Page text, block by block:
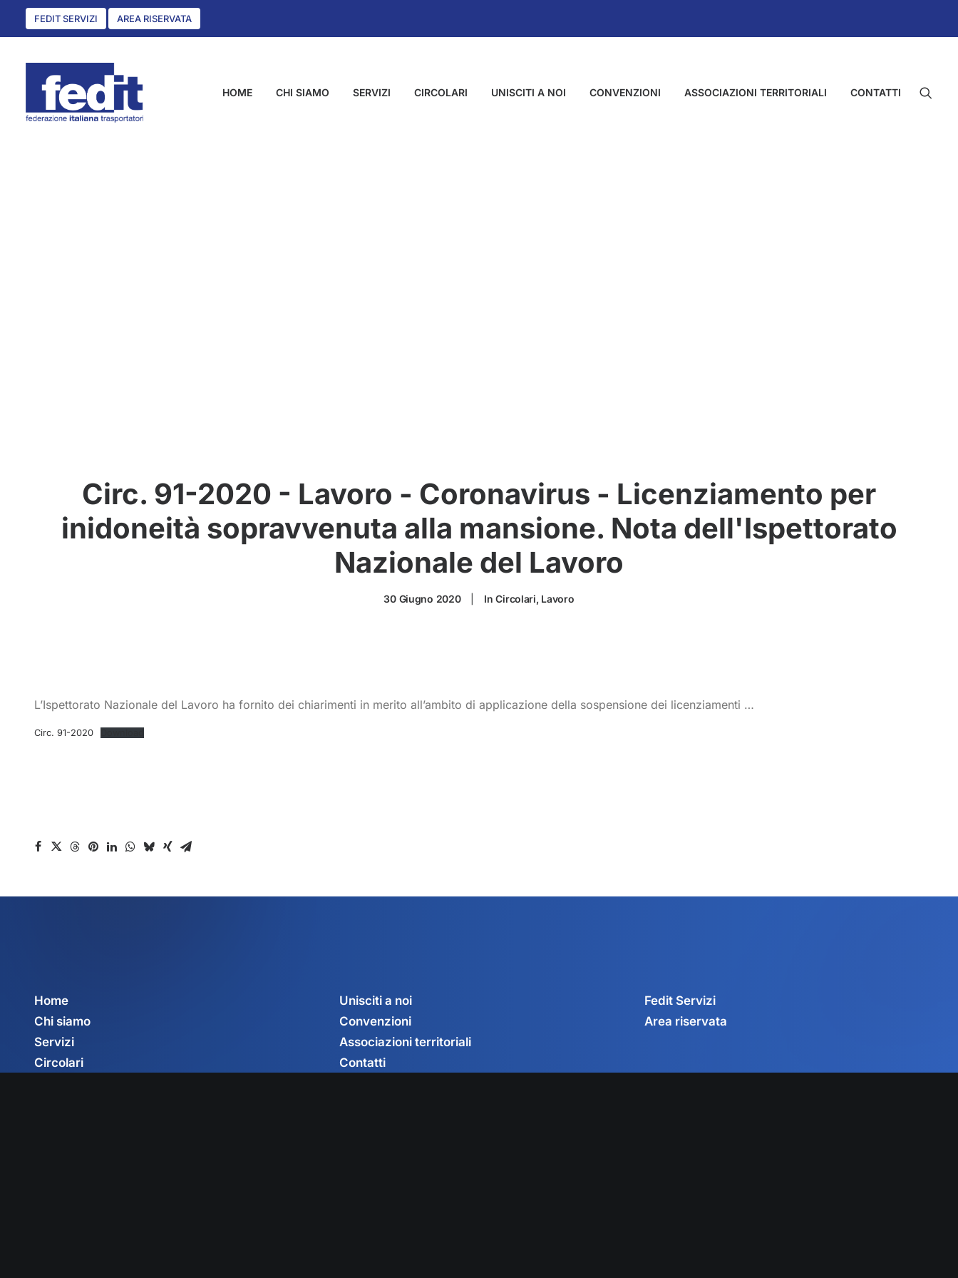
FEDIT SERVIZI AREA RISERVATA
HOME CHI SIAMO SERVIZI CIRCOLARI UNISCITI A NOI CONVENZIONI ASSOCIAZIONI TERRITORIALI CONTATTI
Circ. 91-2020 - Lavoro - Coronavirus - Licenziamento per
inidoneità sopravvenuta alla mansione. Nota dell'Ispettorato
Nazionale del Lavoro
30 Giugno 2020 InCircolari, Lavoro
L’Ispettorato Nazionale del Lavoro ha fornito dei chiarimenti in merito all’ambito di applicazione della sospensione dei licenziamenti …
Circ. 91-2020
Home
Chi siamo
Servizi
Circolari
Unisciti a noi
Convenzioni
Associazioni territoriali
Contatti
Fedit Servizi
Area riservata